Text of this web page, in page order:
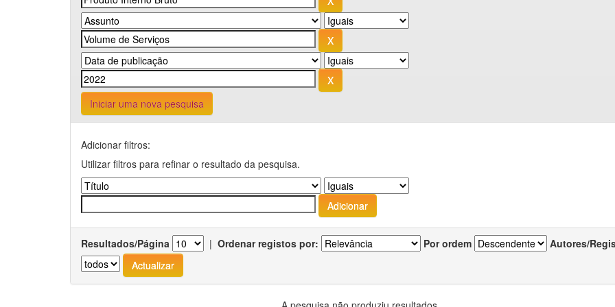
Iniciar uma nova pesquisa
Adicionar filtros:
Utilizar filtros para refinar o resultado da pesquisa.
Resultados/Página | Ordenar registos por: Por ordem Autores/